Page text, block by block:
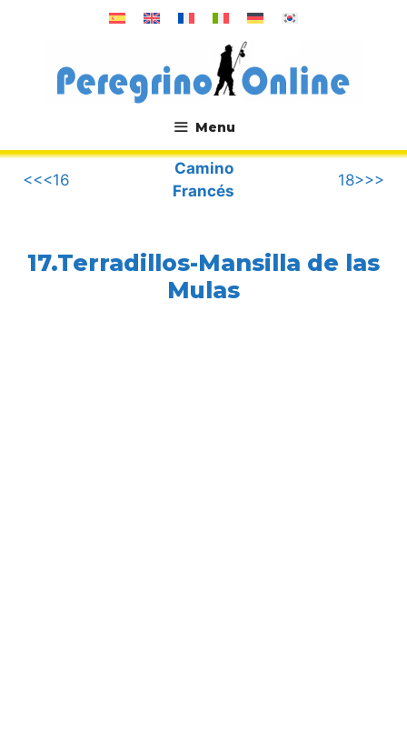
Menu
.
<<<16
Camino
Francés
18>>>
17.Terradillos-Mansilla de las
Mulas